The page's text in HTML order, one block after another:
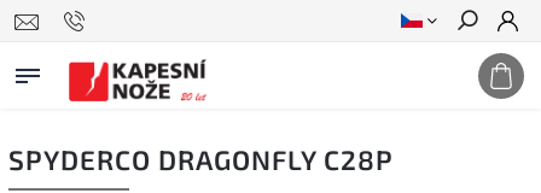
Hledat
SPYDERCO DRAGONFLY C28P